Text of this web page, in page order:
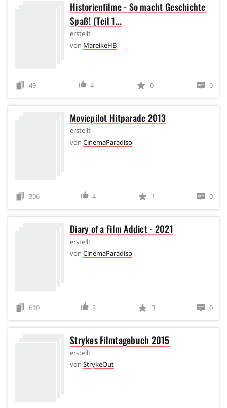
Historienfilme - So macht Geschichte
Spaß! (Teil 1...
erstellt
von MareikeHB
49 4 0 0
Moviepilot Hitparade 2013
erstellt
von CinemaParadiso
306 4 1 0
Diary of a Film Addict - 2021
erstellt
von CinemaParadiso
610 3 3 0
Strykes Filmtagebuch 2015
erstellt
von StrykeOut